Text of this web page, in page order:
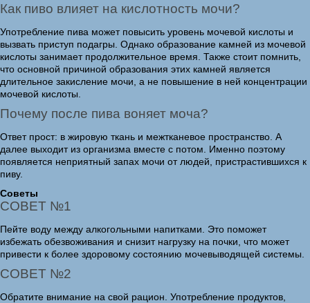
Как пиво влияет на кислотность мочи?
Употребление пива может повысить уровень мочевой кислоты и
вызвать приступ подагры. Однако образование камней из мочевой
кислоты занимает продолжительное время. Также стоит помнить,
что основной причиной образования этих камней является
длительное закисление мочи, а не повышение в ней концентрации
мочевой кислоты.
Почему после пива воняет моча?
Ответ прост: в жировую ткань и межтканевое пространство. А
далее выходит из организма вместе с потом. Именно поэтому
появляется неприятный запах мочи от людей, пристрастившихся к
пиву.
Советы
СОВЕТ №1
Пейте воду между алкогольными напитками. Это поможет
избежать обезвоживания и снизит нагрузку на почки, что может
привести к более здоровому состоянию мочевыводящей системы.
СОВЕТ №2
Обратите внимание на свой рацион. Употребление продуктов,